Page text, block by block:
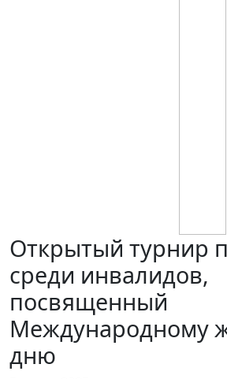
Открытый турнир
среди инвалидов,
посвященный
Международному
дню